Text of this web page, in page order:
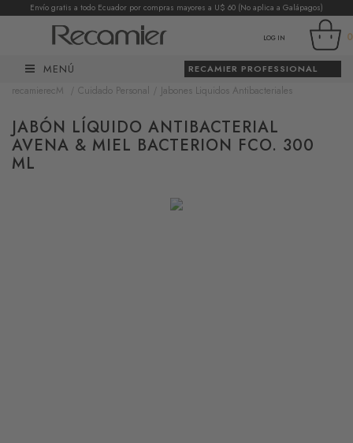
Envío gratis a todo Ecuador por compras mayores a U$ 60 (No aplica a Galápagos)
LOG IN 0
MENÚ RECAMIER PROFESSIONAL
recamierecM Cuidado Personal Jabones Liquidos Antibacteriales
JABÓN LÍQUIDO ANTIBACTERIAL
AVENA & MIEL BACTERION FCO. 300
ML